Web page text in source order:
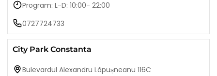
Program: L-D: 10:00- 22:00
0727724733
City Park Constanta
Bulevardul Alexandru Lăpușneanu 116C